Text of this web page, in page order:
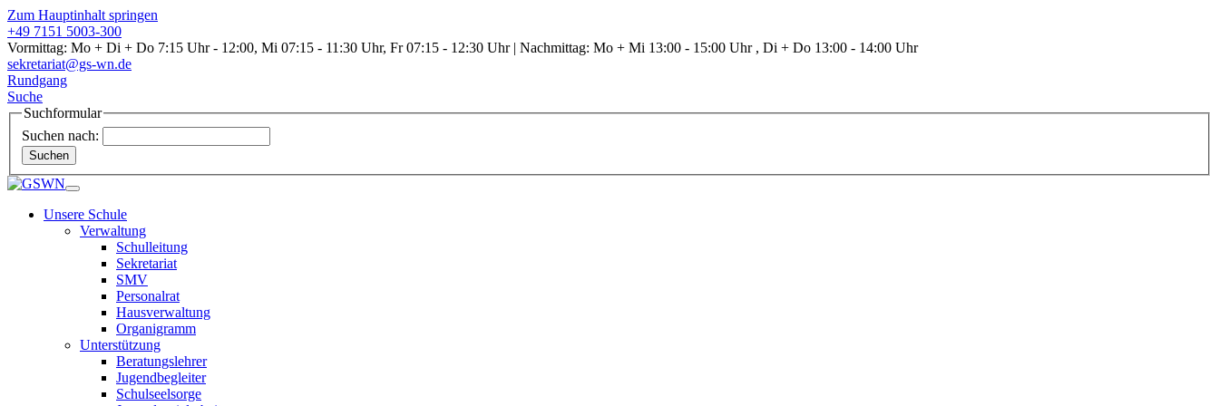
Zum Hauptinhalt springen
+49 7151 5003-300
Vormittag: Mo + Di + Do 7:15 Uhr - 12:00, Mi 07:15 - 11:30 Uhr, Fr 07:15 - 12:30 Uhr | Nachmittag: Mo + Mi 13:00 - 15:00 Uhr , Di + Do 13:00 - 14:00 Uhr
sekretariat@gs-wn.de
Rundgang
Suche
Suchformular
Suchen nach:
Suchen
Unsere Schule
Verwaltung
Schulleitung
Sekretariat
SMV
Personalrat
Hausverwaltung
Organigramm
Unterstützung
Beratungslehrer
Jugendbegleiter
Schulseelsorge